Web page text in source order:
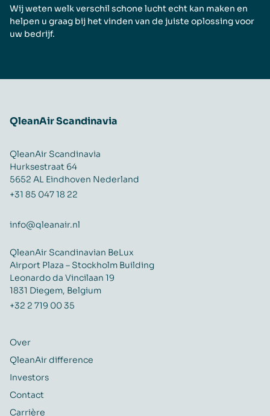
Wij weten welk verschil schone lucht echt kan maken en
helpen u graag bij het vinden van de juiste oplossing voor
uw bedrijf.
QleanAir Scandinavia
QleanAir Scandinavia
Hurksestraat 64
5652 AL Eindhoven Nederland
+31 85 047 18 22
info@qleanair.nl
QleanAir Scandinavian BeLux
Airport Plaza – Stockholm Building
Leonardo da Vincilaan 19
1831 Diegem, Belgium
+32 2 719 00 35
Over
QleanAir difference
Investors
Contact
Carrière